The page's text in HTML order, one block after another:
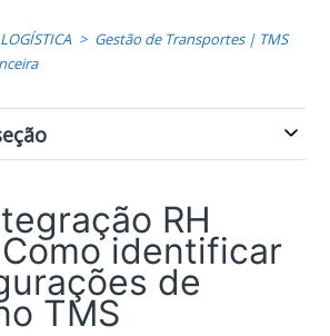
Gestão de Transportes | TMS
RH
identificar
de
TMS